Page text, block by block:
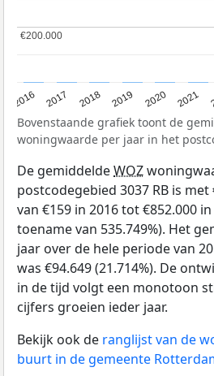
2016 2017 2018 2019 2020 2021
€200.000
€200.000
Bovenstaande grafiek toont de
woningwaarde per jaar in het
De gemiddeldeWOZ
postcodegebied 3037 RB is met
van €159 in 2016 tot €852.000
toename van 535.749%). Het
jaar over de hele periode van
was €94.649 (21.714%). De
in de tijd volgt een monotoon
cijfers groeien ieder jaar.
Bekijk ook de ranglijst van de
buurt in de gemeente